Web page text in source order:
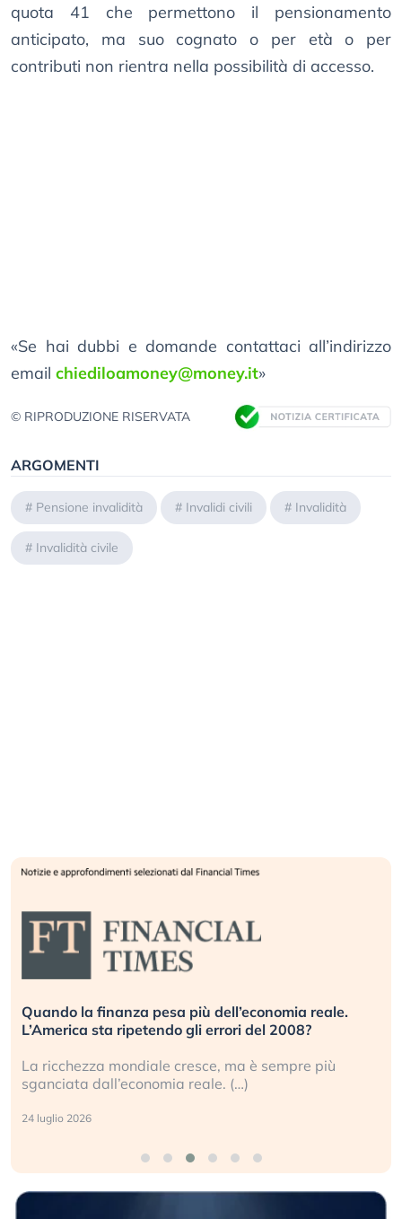
quota 41 che permettono il pensionamento
anticipato, ma suo cognato o per età o per
contributi non rientra nella possibilità di accesso.
«Se hai dubbi e domande contattaci all’indirizzo
email chiediloamoney@money.it»
© RIPRODUZIONE RISERVATA
ARGOMENTI
# Pensione invalidità # Invalidi civili # Invalidità
# Invalidità civile
Quando la finanza pesa più dell’economia reale.
L’America sta ripetendo gli errori del 2008?
La ricchezza mondiale cresce, ma è sempre più
sganciata dall’economia reale. (…)
24 luglio 2026